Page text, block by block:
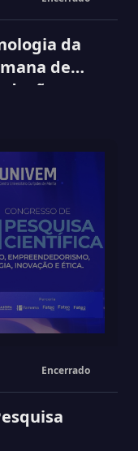
da
de
Encerrado